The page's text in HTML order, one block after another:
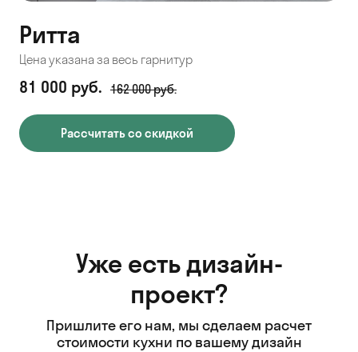
Ритта
Цена указана за весь гарнитур
81 000 руб. 162 000 руб.
Рассчитать со скидкой
Уже есть дизайн-
проект?
Пришлите его нам, мы сделаем расчет
стоимости кухни по вашему дизайн